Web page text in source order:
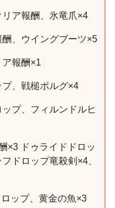
ア報酬、氷竜爪×4
、ウイングブーツ×5
報酬×1
、戦槌ボルグ×4
プ、フィルンドルヒ
×3 ドゥライドドロッ
ドロップ竜殺剣×4、
ップ、黄金の魚×3